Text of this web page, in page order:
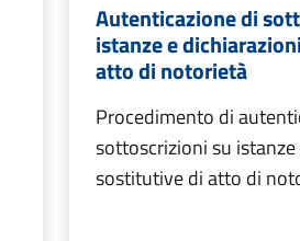
Autenticazione di
istanze e
atto di notorietà
Procedimento di
sottoscrizioni su
sostitutive di atto di